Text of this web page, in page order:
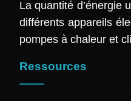
La quantité d’énergie
différents appareils
pompes à chaleur et
Ressources